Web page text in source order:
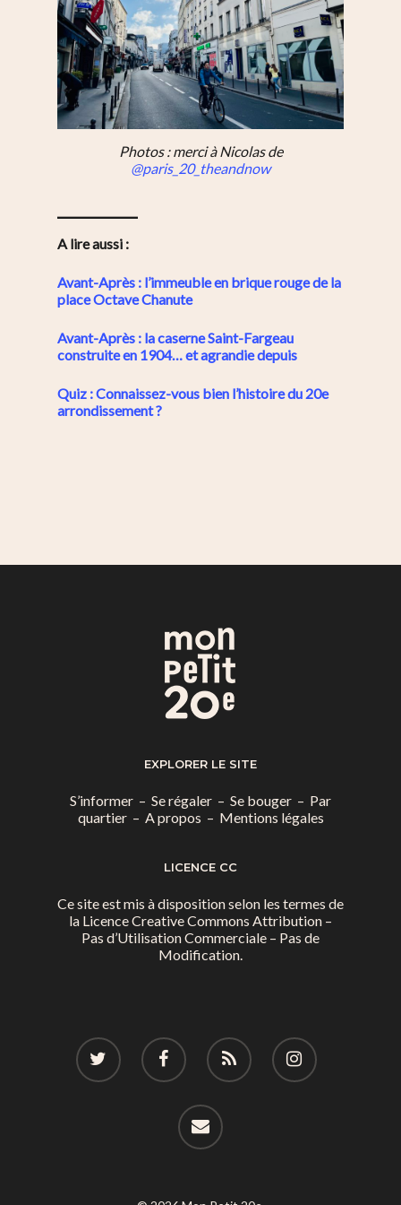
Photos : merci à Nicolas de
@paris_20_theandnow
—————
A lire aussi :
Avant-Après : l’immeuble en brique rouge de la
place Octave Chanute
Avant-Après : la caserne Saint-Fargeau
construite en 1904… et agrandie depuis
Quiz : Connaissez-vous bien l’histoire du 20e
arrondissement ?
EXPLORER LE SITE
S’informer – Se régaler – Se bouger – Par
quartier– A propos – Mentions légales
LICENCE CC
Ce site est mis à disposition selon les termes de
la Licence Creative Commons Attribution –
Pas d’Utilisation Commerciale – Pas de
Modification.